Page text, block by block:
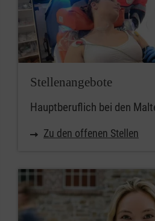
Stellenangebote
Hauptberuflich bei den
Zu den offenen Stellen